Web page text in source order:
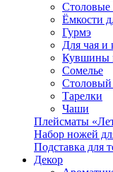
Ëмкости
Гурмэ
Для чая и
Кувшины
Сомелье
Столовый
Тарелки
Чаши
Плейсматы
Набор ножей
Подставка для
Декор